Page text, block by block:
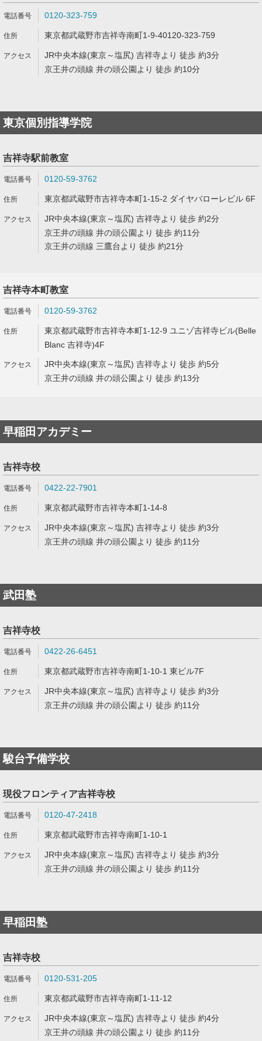
0120-323-759
東京都武蔵野市吉祥寺南町1-9-40120-323-759
JR中央本線(東京～塩尻) 吉祥寺より 徒歩 約3分
京王井の頭線 井の頭公園より 徒歩 約10分
東京個別指導学院
吉祥寺駅前教室
0120-59-3762
東京都武蔵野市吉祥寺本町1-15-2 ダイヤバローレビル 6F
JR中央本線(東京～塩尻) 吉祥寺より 徒歩 約2分
京王井の頭線 井の頭公園より 徒歩 約11分
京王井の頭線 三鷹台より 徒歩 約21分
吉祥寺本町教室
0120-59-3762
東京都武蔵野市吉祥寺本町1-12-9 ユニゾ吉祥寺ビル(Belle
Blanc 吉祥寺)4F
JR中央本線(東京～塩尻) 吉祥寺より 徒歩 約5分
京王井の頭線 井の頭公園より 徒歩 約13分
早稲田アカデミー
吉祥寺校
0422-22-7901
東京都武蔵野市吉祥寺本町1-14-8
JR中央本線(東京～塩尻) 吉祥寺より 徒歩 約3分
京王井の頭線 井の頭公園より 徒歩 約11分
武田塾
吉祥寺校
0422-26-6451
東京都武蔵野市吉祥寺南町1-10-1 東ビル7F
JR中央本線(東京～塩尻) 吉祥寺より 徒歩 約3分
京王井の頭線 井の頭公園より 徒歩 約11分
駿台予備学校
現役フロンティア吉祥寺校
0120-47-2418
東京都武蔵野市吉祥寺南町1-10-1
JR中央本線(東京～塩尻) 吉祥寺より 徒歩 約3分
京王井の頭線 井の頭公園より 徒歩 約11分
早稲田塾
吉祥寺校
0120-531-205
東京都武蔵野市吉祥寺南町1-11-12
JR中央本線(東京～塩尻) 吉祥寺より 徒歩 約4分
京王井の頭線 井の頭公園より 徒歩 約11分